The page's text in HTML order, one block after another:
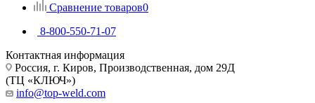
Сравнение товаров0
8-800-550-71-07
Контактная информация
Россия, г. Киров, Производственная, дом 29Д
(ТЦ «КЛЮЧ»)
info@top-weld.com